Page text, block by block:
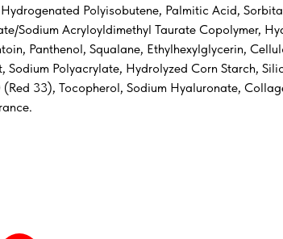
Polyisobutene, Palmitic Acid,
Sodium Acryloyldimethyl Taurate Copolymer,
Panthenol, Squalane, Ethylhexylglycerin,
Polyacrylate, Hydrolyzed Corn Starch,
33), Tocopherol, Sodium Hyaluronate,